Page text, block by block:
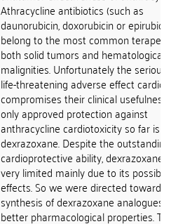
Athracycline antibiotics (such as
daunorubicin, doxorubicin or
belong to the most common
both solid tumors and hematological
malignities. Unfortunately the serious
life-threatening adverse effect
compromises their clinical
only approved protection against
anthracycline cardiotoxicity so far is
dexrazoxane. Despite the outstanding
cardioprotective ability, dexrazoxane
very limited mainly due to its
effects. So we were directed towards
synthesis of dexrazoxane analogues
better pharmacological properties.